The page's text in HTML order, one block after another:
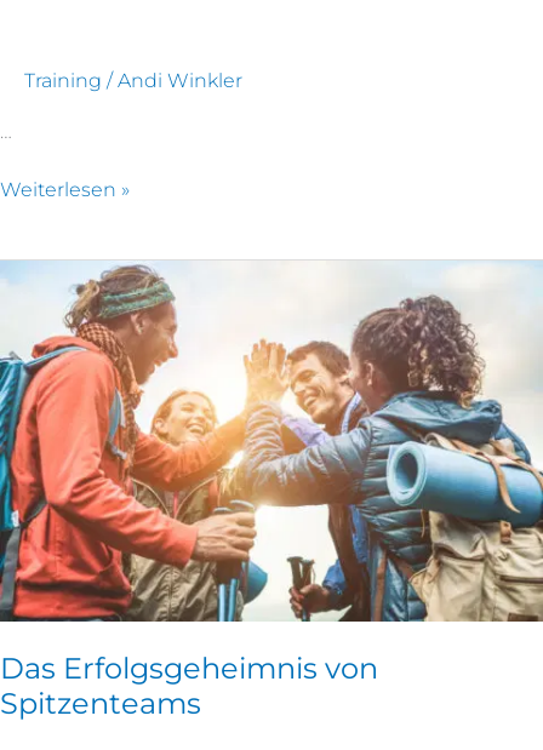
Training /Andi Winkler
…
Weiterlesen »
Das Erfolgsgeheimnis von
Spitzenteams
Erfolgsgeheimnis
Spitzenteams